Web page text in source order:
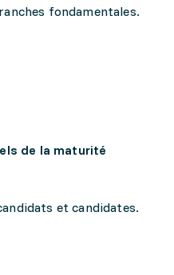
fondamentales.
de la maturité
et candidates.